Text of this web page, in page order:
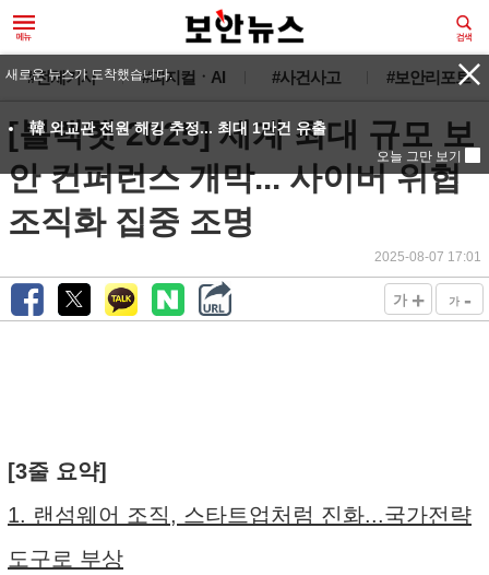
#전체기사 #피지컬ㆍAI #사건사고 #보안리포트
[블랙햇 2025] 세계 최대 규모 보
안 컨퍼런스 개막... 사이버 위협
조직화 집중 조명
2025-08-07 17:01
가 + 가 -
[3줄 요약]
1. 랜섬웨어 조직, 스타트업처럼 진화...국가전략
도구로 부상
새로운 뉴스가 도착했습니다.
韓 외교관 전원 해킹 추정... 최대 1만건 유출
오늘 그만 보기